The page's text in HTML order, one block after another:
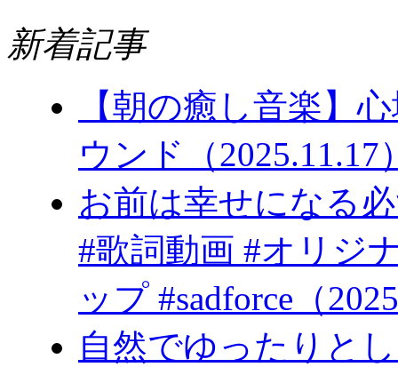
新着記事
【朝の癒し音楽】
ウンド（2025.11.17
お前は
#歌詞動画 #オリジ
ップ #sadforce（
自然でゆったりと